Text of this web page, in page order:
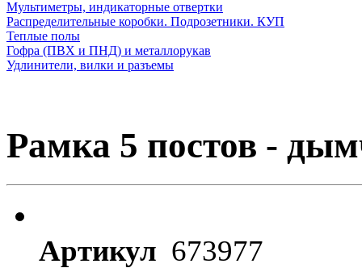
Мультиметры, индикаторные отвертки
Распределительные коробки. Подрозетники. КУП
Теплые полы
Гофра (ПВХ и ПНД) и металлорукав
Удлинители, вилки и разъемы
Рамка 5 постов -
Артикул 673977